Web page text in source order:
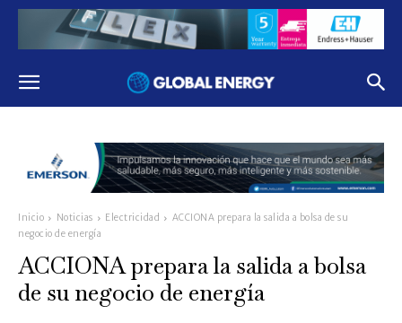
Inicio Noticias Electricidad
ACCIONA prepara la salida a bolsa de su
negocio de energía
ACCIONA prepara la salida a bolsa
de su negocio de energía